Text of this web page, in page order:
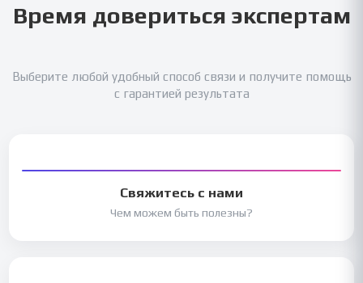
Время довериться экспертам
Выберите любой удобный способ связи и получите помощь
с гарантией результата
Свяжитесь с нами
Чем можем быть полезны?